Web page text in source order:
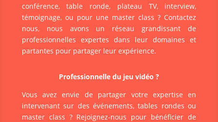
conférence, table ronde, plateau TV, interview,
témoignage, ou pour une master class ? Contactez
nous, nous avons un réseau grandissant de
professionnelles expertes dans leur domaines et
partantes pour partager leur expérience.
Professionnelle du jeu vidéo ?
Vous avez envie de partager votre expertise en
intervenant sur des événements, tables rondes ou
master class ? Rejoignez-nous pour bénéficier de